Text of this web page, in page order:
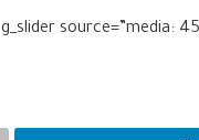
[g_slider source=”media: 1214,1215,1217″ limit=”8″